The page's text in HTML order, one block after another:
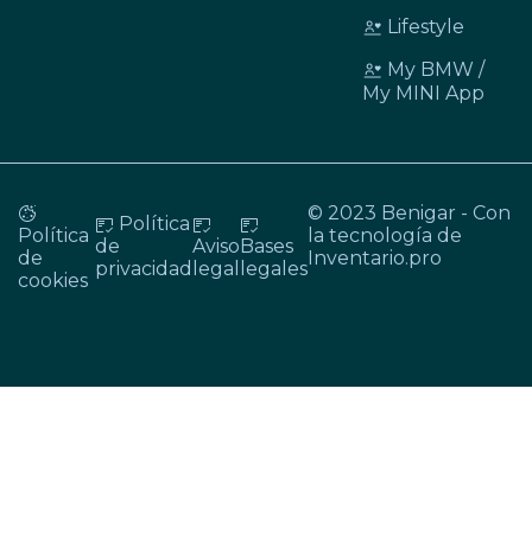
Lifestyle
My BMW /
My MINI App
Política
de
cookies
Política
de
privacidad
Aviso
legal
Bases
legales
© 2023 Benigar - Con
la tecnología de
Inventario.pro